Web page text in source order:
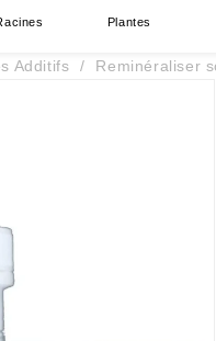
Plantes
Additifs Reminéraliser